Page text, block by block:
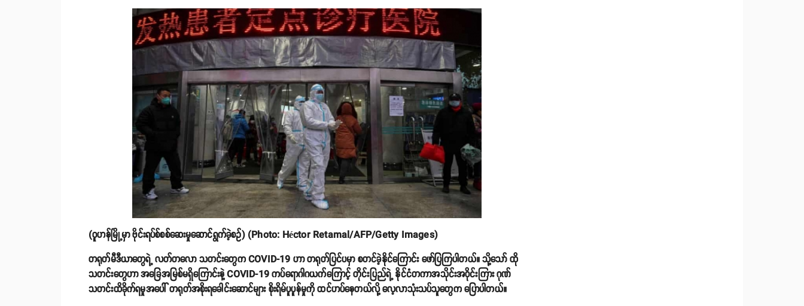
(ဝူဟန်မြို့မှာ ဗိုင်းရပ်စ်စစ်ဆေးမှုဆောင်ရွက်ခဲ့စဥ်) (Photo: Héctor Retamal/AFP/Getty Images)
တရုတ်မီဒီယာတွေရဲ့ လတ်တလော သတင်းတွေက COVID-19 ဟာ တရုတ်ပြင်ပမှာ စတင်ခဲ့နိုင်ကြောင်း ဖော်ပြကြပါတယ်။ သို့သော် ထို
သတင်းတွေဟာ အခြေအမြစ်မရှိကြောင်းနဲ့ COVID-19 ကပ်ရောဂါဂယက်ကြောင့် တိုင်းပြည်ရဲ့ နိုင်ငံတကာအသိုင်းအဝိုင်းကြား ဂုဏ်
သတင်းထိခိုက်ရမှုအပေါ် တရုတ်အစိုးရခေါင်းဆောင်များ စိုးရိမ်ပူပူန်မှုကို ထင်ဟပ်နေတယ်လို့ လေ့လာသုံးသပ်သူတွေက ပြောပါတယ်။